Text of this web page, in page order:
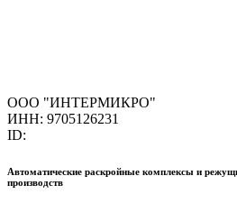
ООО "ИНТЕРМИКРО"
ИНН: 9705126231
ID:
Автоматические раскройные комплексы и
производств